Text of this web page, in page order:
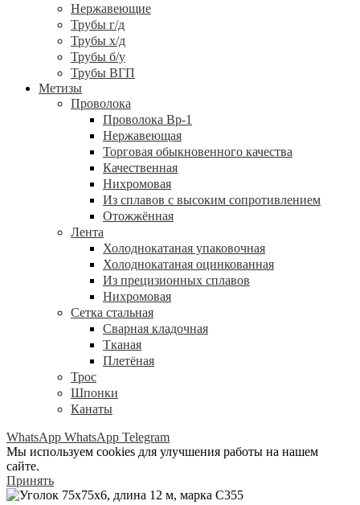
Нержавеющие
Трубы г/д
Трубы х/д
Трубы б/у
Трубы ВГП
Метизы
Проволока
Проволока Вр-1
Нержавеющая
Торговая обыкновенного качества
Качественная
Нихромовая
Из сплавов с высоким сопротивлением
Отожжённая
Лента
Холоднокатаная упаковочная
Холоднокатаная оцинкованная
Из прецизионных сплавов
Нихромовая
Сетка стальная
Сварная кладочная
Тканая
Плетёная
Трос
Шпонки
Канаты
WhatsApp WhatsApp Telegram
Мы используем cookies для улучшения работы на нашем
сайте.
Принять